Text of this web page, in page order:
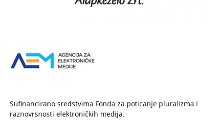
Sufinancirano sredstvima Fonda za poticanje pluralizma i
raznovrsnosti elektroničkih medija.